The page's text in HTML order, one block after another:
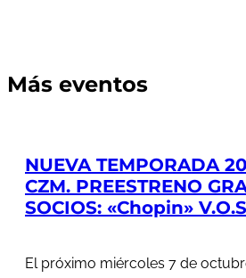
Más eventos
NUEVA TEMPORADA
CZM. PREESTRENO
SOCIOS: «Chopin»
El próximo miércoles 7 de